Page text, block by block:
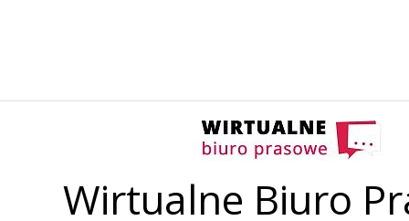
Wirtualne Biuro